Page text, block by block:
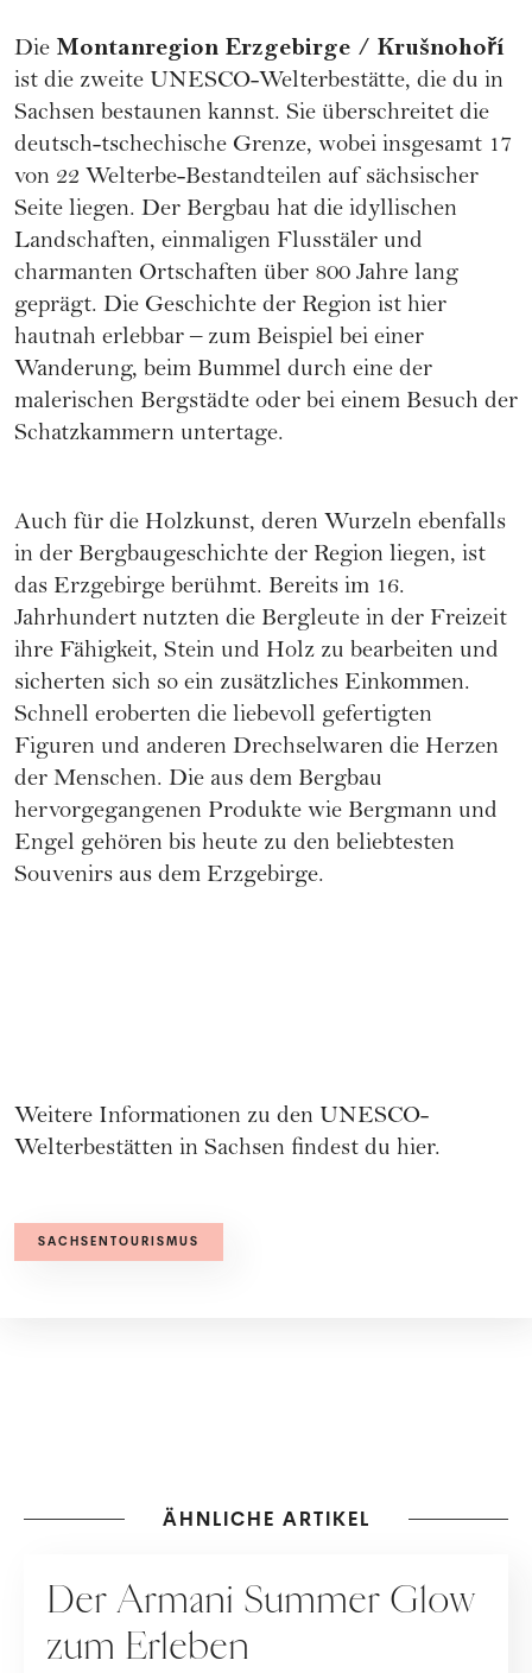
Die Montanregion Erzgebirge / Krušnohoří
ist die zweite UNESCO-Welterbestätte, die du in
Sachsen bestaunen kannst. Sie überschreitet die
deutsch-tschechische Grenze, wobei insgesamt 17
von 22 Welterbe-Bestandteilen auf sächsischer
Seite liegen. Der Bergbau hat die idyllischen
Landschaften, einmaligen Flusstäler und
charmanten Ortschaften über 800 Jahre lang
geprägt. Die Geschichte der Region ist hier
hautnah erlebbar – zum Beispiel bei einer
Wanderung, beim Bummel durch eine der
malerischen Bergstädte oder bei einem Besuch der
Schatzkammern untertage.
Auch für die Holzkunst, deren Wurzeln ebenfalls
in der Bergbaugeschichte der Region liegen, ist
das Erzgebirge berühmt. Bereits im 16.
Jahrhundert nutzten die Bergleute in der Freizeit
ihre Fähigkeit, Stein und Holz zu bearbeiten und
sicherten sich so ein zusätzliches Einkommen.
Schnell eroberten die liebevoll gefertigten
Figuren und anderen Drechselwaren die Herzen
der Menschen. Die aus dem Bergbau
hervorgegangenen Produkte wie Bergmann und
Engel gehören bis heute zu den beliebtesten
Souvenirs aus dem Erzgebirge.
Weitere Informationen zu den UNESCO-
Welterbestätten in Sachsen findest du hier.
SACHSENTOURISMUS
ÄHNLICHE ARTIKEL
Der Armani Summer Glow
zum Erleben